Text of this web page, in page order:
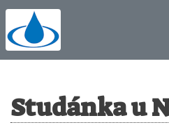
Studánka u